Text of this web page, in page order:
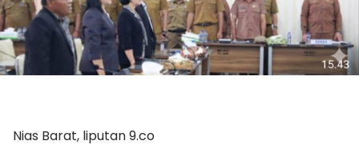
Nias Barat, liputan 9.co